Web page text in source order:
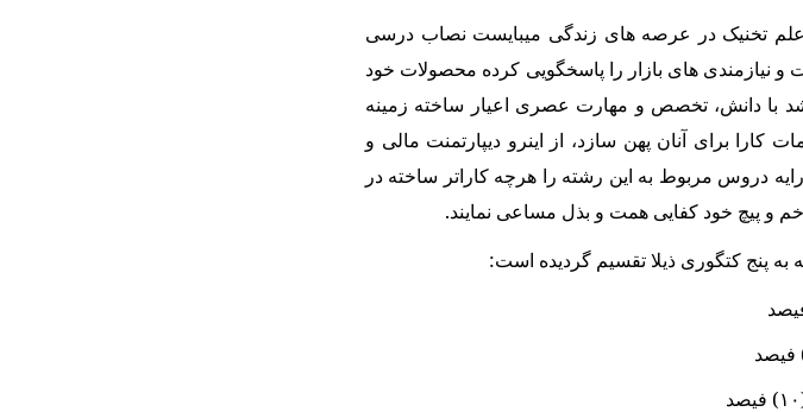
تخنیک در عرصه های زندگی میبایست نصاب درسی
و نیازمندی های بازار را پاسخگویی کرده محصولات خود
با دانش، تخصص و مهارت عصری اعیار ساخته زمینه
کارا برای آنان پهن سازد، از اینرو دیپارتمنت مالی و
دروس مربوط به این رشته را هرچه کاراتر ساخته در
و پیچ خود کفایی همت و بذل مساعی نمایند.